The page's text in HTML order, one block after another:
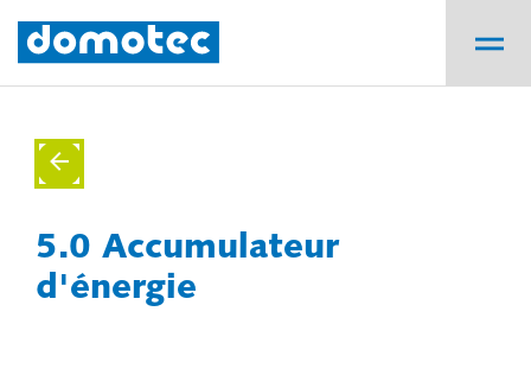
5.0 Accumulateur
d'énergie